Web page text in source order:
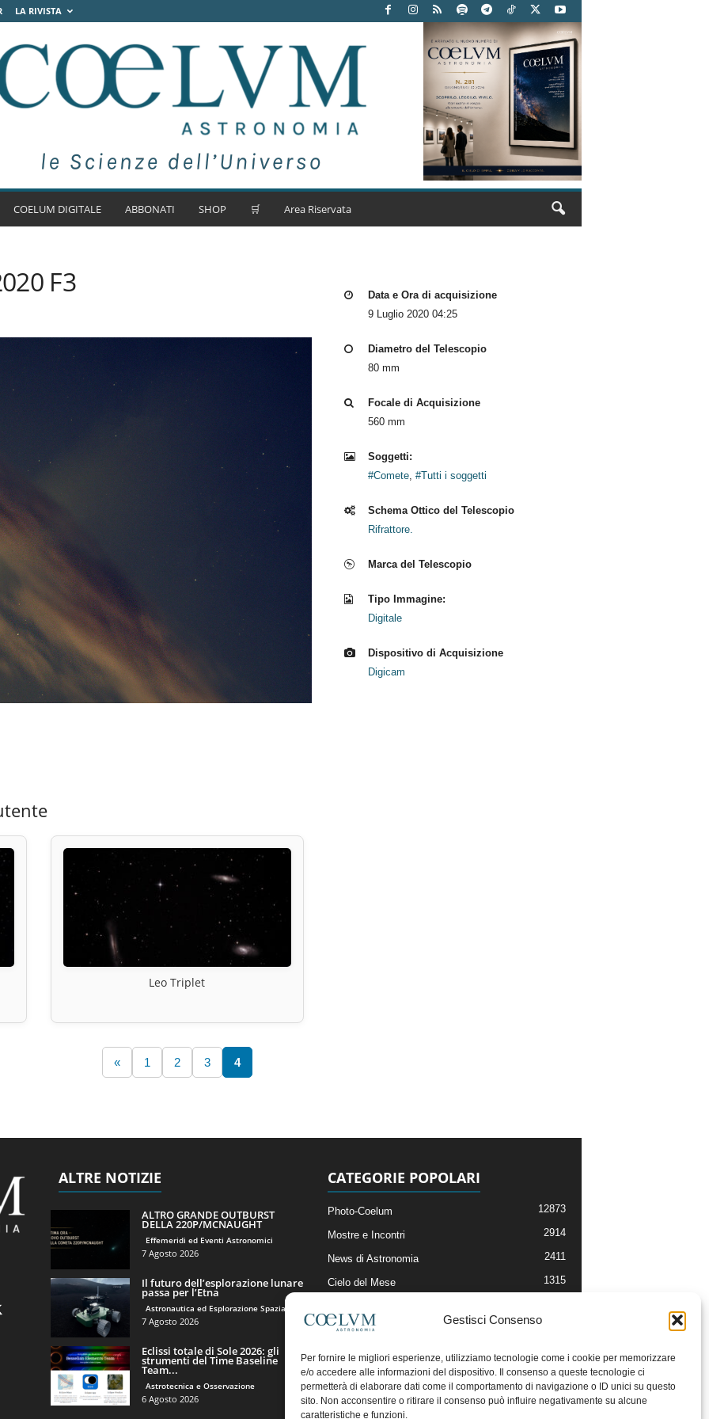
Gestisci Consenso
Per fornire le migliori esperienze, utilizziamo tecnologie come i cookie per memorizzare
e/o accedere alle informazioni del dispositivo. Il consenso a queste tecnologie ci
permetterà di elaborare dati come il comportamento di navigazione o ID unici su questo
sito. Non acconsentire o ritirare il consenso può influire negativamente su alcune
caratteristiche e funzioni.
LA RIVISTA
COELUM DIGITALE ABBONATI SHOP 🛒 Area Riservata
F3
Data e Ora di acquisizione
9 Luglio 2020 04:25
Diametro del Telescopio
80 mm
Focale di Acquisizione
560 mm
Soggetti:
#Comete, #Tutti i soggetti
Schema Ottico del Telescopio
Rifrattore.
Marca del Telescopio
Tipo Immagine:
Digitale
Dispositivo di Acquisizione
Digicam
Leo Triplet
« 1 2 3 4
ALTRE NOTIZIE
ALTRO GRANDE OUTBURST
DELLA 220P/MCNAUGHT
Effemeridi ed Eventi Astronomici
7 Agosto 2026
Il futuro dell’esplorazione lunare
passa per l’Etna
Astronautica ed Esplorazione Spaziale
7 Agosto 2026
Eclissi totale di Sole 2026: gli
strumenti del Time Baseline
Team...
Astrotecnica e Osservazione
6 Agosto 2026
CATEGORIE POPOLARI
Photo-Coelum 12873
Mostre e Incontri 2914
News di Astronomia 2411
Cielo del Mese 1315
Articoli e Risorse On-Line
Il Blog della Redazione